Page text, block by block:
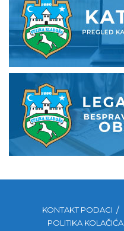
KONTAKT PODACI
POLITIKA KOLAČIĆA